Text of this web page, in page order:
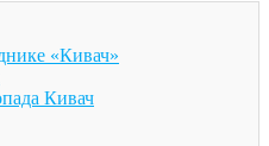
«Кивач»
Кивач